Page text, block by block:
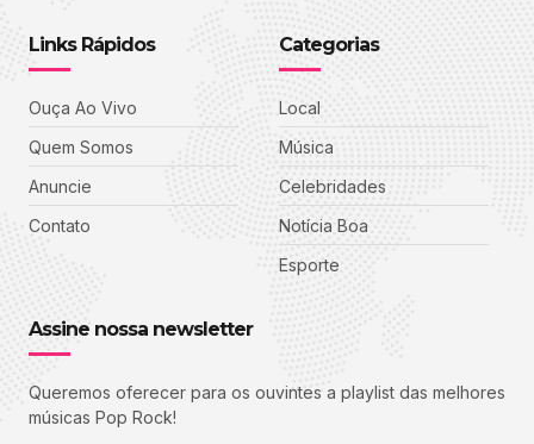
Links Rápidos
Ouça Ao Vivo
Quem Somos
Anuncie
Contato
Categorias
Local
Música
Celebridades
Notícia Boa
Esporte
Assine nossa newsletter
Queremos oferecer para os ouvintes a playlist das melhores
músicas Pop Rock!